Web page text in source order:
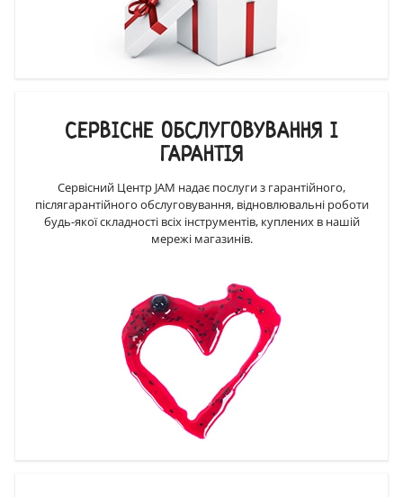
СЕРВІСНЕ ОБСЛУГОВУВАННЯ І
ГАРАНТІЯ
Сервісний Центр JAM надає послуги з гарантійного,
післягарантійного обслуговування, відновлювальні роботи
будь-якої складності всіх інструментів, куплених в нашій
мережі магазинів.